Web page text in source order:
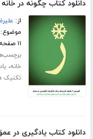
دانلود کتاب چگونه در
از:
۱۱ صفحه
خانه،
تکنیک
دانلود کتاب یادگیری در عمق 4